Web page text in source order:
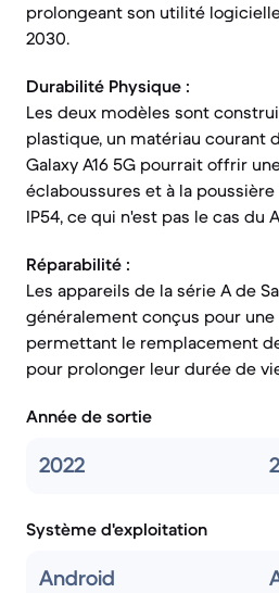
prolongeant son utilité
2030.
Durabilité Physique :
Les deux modèles sont
plastique, un matériau courant
Galaxy A16 5G pourrait offrir
éclaboussures et à la
IP54, ce qui n'est pas le cas du
Réparabilité :
Les appareils de la série A de
généralement conçus pour
permettant le remplacement
pour prolonger leur durée de
Année de sortie
2022
Système d'exploitation
Android